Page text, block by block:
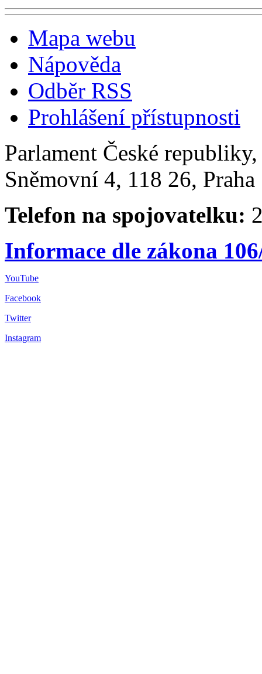
Mapa webu
Nápověda
Odběr RSS
Prohlášení přístupnosti
Parlament České
Sněmovní 4, 118 26,
Telefon na spojovatelku:
Informace dle zákona
YouTube
Facebook
Twitter
Instagram